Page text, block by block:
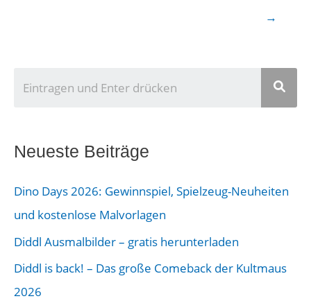
→
Neueste Beiträge
Dino Days 2026: Gewinnspiel, Spielzeug-Neuheiten
und kostenlose Malvorlagen
Diddl Ausmalbilder – gratis herunterladen
Diddl is back! – Das große Comeback der Kultmaus
2026
e
B
e
i
t
r